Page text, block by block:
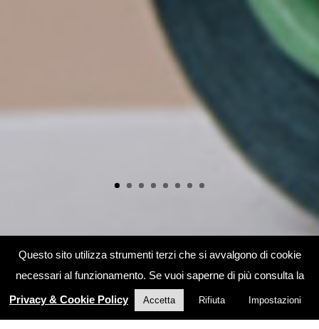
Questo sito utilizza strumenti terzi che si avvalgono di cookie
necessari al funzionamento. Se vuoi saperne di più consulta la
Privacy & Cookie Policy
Accetta Rifiuta Impostazioni